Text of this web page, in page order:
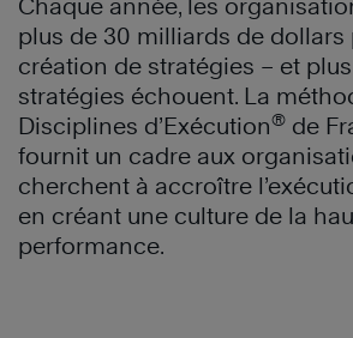
Chaque année, les
plus de 30 milliards de dollars
création de stratégies – et
stratégies échouent. La
Disciplines d’Exécution® de
fournit un cadre aux
cherchent à accroître
en créant une culture de la
performance.